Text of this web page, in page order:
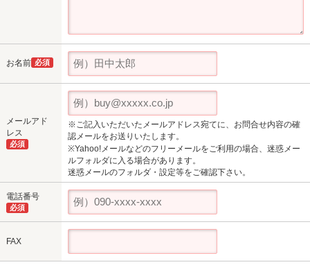
お名前 必須
メールアド
レス
必須
※ご記入いただいたメールアドレス宛てに、お問合せ内容の確
認メールをお送りいたします。
※Yahoo!メールなどのフリーメールをご利用の場合、迷惑メー
ルフォルダに入る場合があります。
迷惑メールのフォルダ・設定等をご確認下さい。
電話番号
必須
FAX